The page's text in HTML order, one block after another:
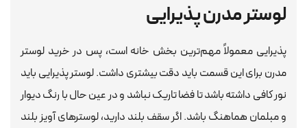
لوستر مدرن پذیرایی
پذیرایی معمولاً مهم‌ترین بخش خانه است، پس در خرید لوستر
مدرن برای این قسمت باید دقت بیشتری داشت. لوستر پذیرایی باید
نور کافی داشته باشد تا فضا تاریک نباشد و در عین حال با رنگ دیوار
و مبلمان هماهنگ باشد. اگر سقف بلند دارید، لوسترهای آویز بلند